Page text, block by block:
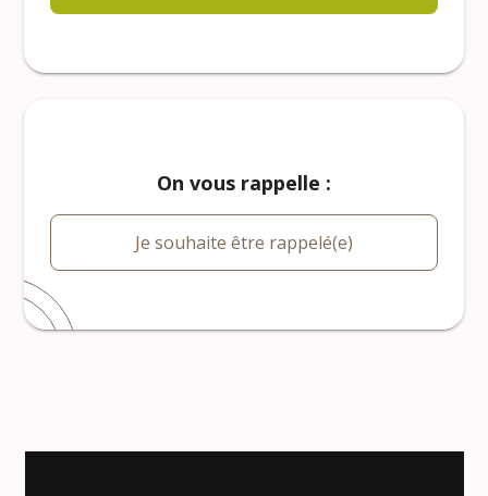
On vous rappelle :
Je souhaite être rappelé(e)